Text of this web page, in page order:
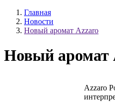
Главная
Новости
Новый аромат Azzaro
Новый аромат
Azzaro